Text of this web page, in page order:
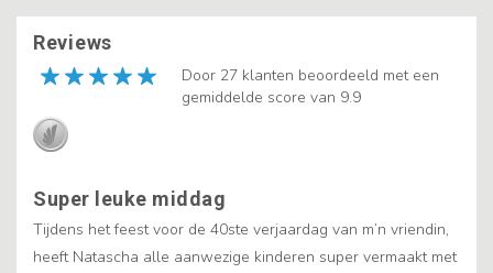
Reviews
Door 27 klanten beoordeeld met een
gemiddelde score van 9.9
Super leuke middag
Tijdens het feest voor de 40ste verjaardag van m’n vriendin,
heeft Natascha alle aanwezige kinderen super vermaakt met